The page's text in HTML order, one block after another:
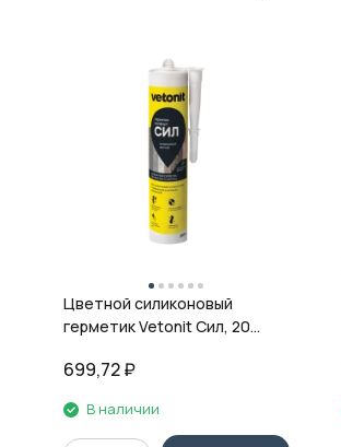
Цветной силиконовый
герметик Vetonit Сил, 20
699,72 ₽
В наличии